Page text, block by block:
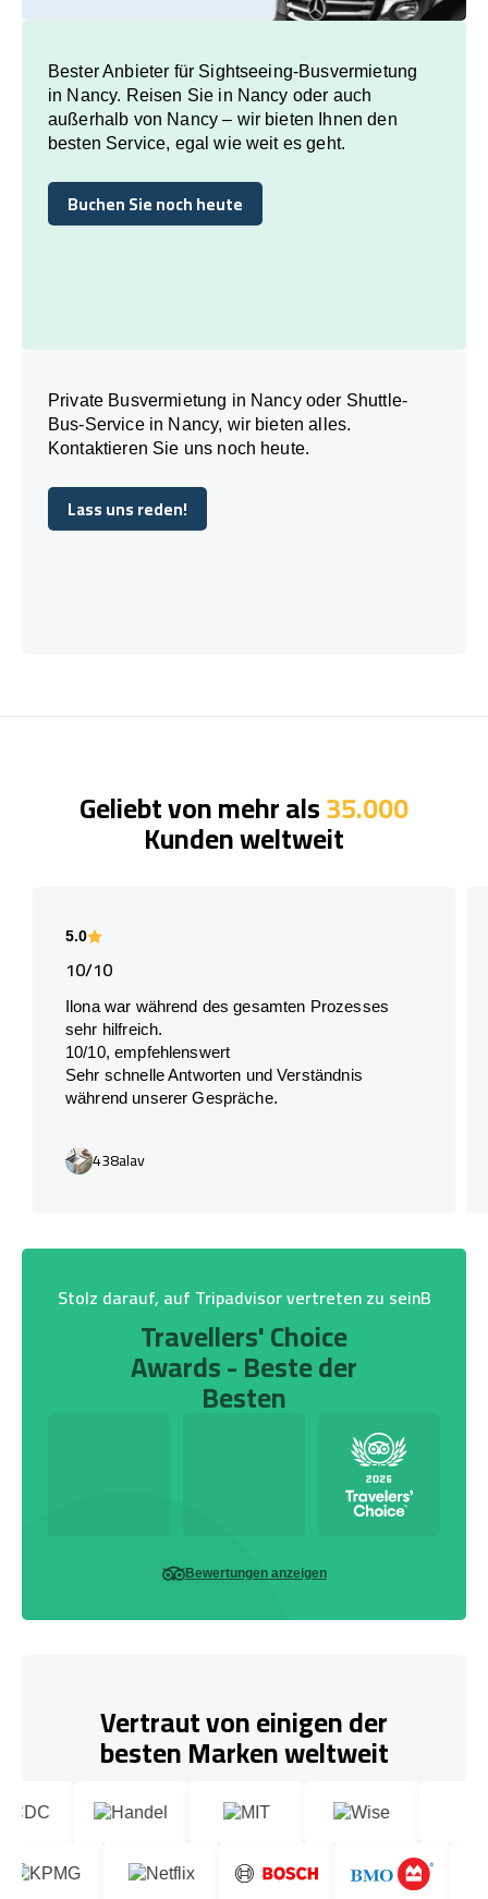
Bester Anbieter für Sightseeing-Busvermietung
in Nancy. Reisen Sie in Nancy oder auch
außerhalb von Nancy – wir bieten Ihnen den
besten Service, egal wie weit es geht.
Buchen Sie noch heute
Buchen Sie noch heute
Private Busvermietung in Nancy oder Shuttle-
Bus-Service in Nancy, wir bieten alles.
Kontaktieren Sie uns noch heute.
Lass uns reden!
Lass uns reden!
Geliebt von mehr als35.000
Kunden weltweit
5.0
10/10
Ilona war während des gesamten Prozesses
sehr hilfreich.
10/10, empfehlenswert
Sehr schnelle Antworten und Verständnis
während unserer Gespräche.
438alav
Stolz darauf, auf Tripadvisor vertreten zu seinB
Travellers' Choice
Awards - Beste der
Besten
Bewertungen anzeigen
Vertraut von einigen der
besten Marken weltweit